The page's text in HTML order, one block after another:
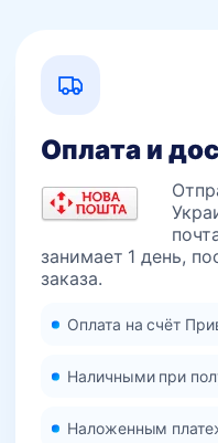
Оплата и
занимает 1 день,
заказа.
Оплата на счёт
Наличными при
Наложенным